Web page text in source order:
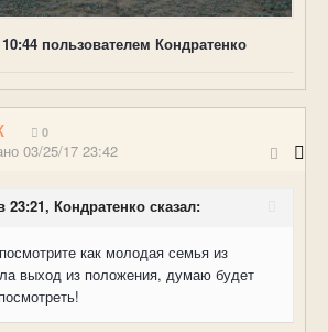
пользователем Кондратенко
0
03/25/17 23:42
23:21, Кондратенко сказал:
как молодая семья из
выход из положения, думаю будет